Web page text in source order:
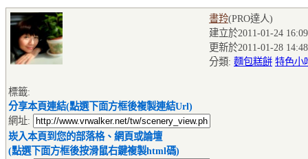
書羚(PRO達人)
建立於2011-01-24
更新於2011-01-28
分類: 麵包糕餅 特色小
標籤:
分享本頁連結(點選下面方框後複製連結Url)
網址:
崁入本頁到您的部落格、網頁或論壇
(點選下面方框後按滑鼠右鍵複製html碼)